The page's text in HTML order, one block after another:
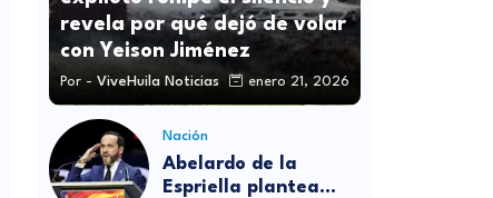
revela por qué dejó de volar
con Yeison Jiménez
Por - ViveHuila Noticias enero 21, 2026
Nación
Abelardo de la
Espriella plantea